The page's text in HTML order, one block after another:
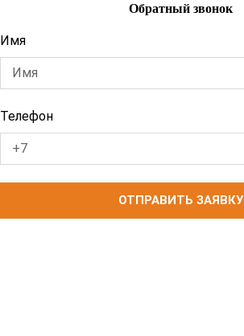
Обратный звонок
Имя
Телефон
ОТПРАВИТЬ ЗАЯВКУ